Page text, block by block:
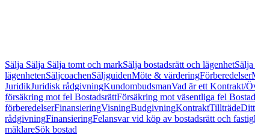
Sälja Sälja Sälja tomt och markSälja bostadsrätt och lägenhet
lägenhetenSäljcoachenSäljguidenMöte & värderingFörberedelser
JuridikJuridisk rådgivningKundombudsmanVad är ett Kontrakt/
försäkring mot fel BostadsrättFörsäkring mot väsentliga fel
förberedelserFinansieringVisningBudgivningKontraktTillträde
rådgivningFinansieringFelansvar vid köp av bostadsrätt och
mäklareSök bostad